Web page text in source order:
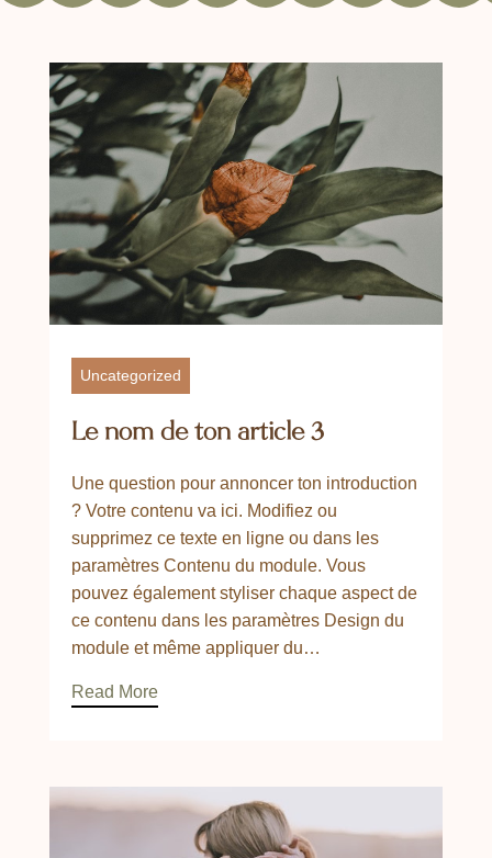
Uncategorized
Le nom de ton article 3
Une question pour annoncer ton introduction
? Votre contenu va ici. Modifiez ou
supprimez ce texte en ligne ou dans les
paramètres Contenu du module. Vous
pouvez également styliser chaque aspect de
ce contenu dans les paramètres Design du
module et même appliquer du…
Read More